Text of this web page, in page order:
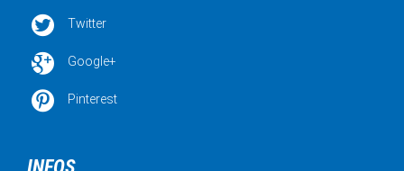
 Twitter
 Google+
 Pinterest